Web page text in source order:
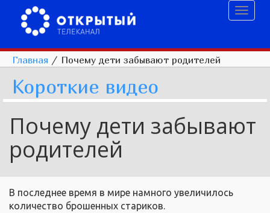
Главная / Почему дети забывают родителей
Короткие видео
Почему дети забывают
родителей
В последнее время в мире намного увеличилось
количество брошенных стариков.